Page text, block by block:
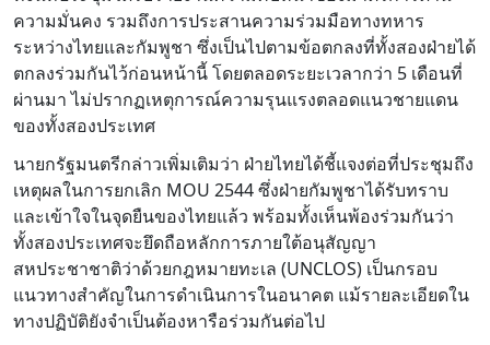
ความมั่นคง รวมถึงการประสานความร่วมมือทางทหาร
ระหว่างไทยและกัมพูชา ซึ่งเป็นไปตามข้อตกลงที่ทั้งสองฝ่ายได้
ตกลงร่วมกันไว้ก่อนหน้านี้ โดยตลอดระยะเวลากว่า 5 เดือนที่
ผ่านมา ไม่ปรากฏเหตุการณ์ความรุนแรงตลอดแนวชายแดน
ของทั้งสองประเทศ
นายกรัฐมนตรีกล่าวเพิ่มเติมว่า ฝ่ายไทยได้ชี้แจงต่อที่ประชุมถึง
เหตุผลในการยกเลิก MOU 2544 ซึ่งฝ่ายกัมพูชาได้รับทราบ
และเข้าใจในจุดยืนของไทยแล้ว พร้อมทั้งเห็นพ้องร่วมกันว่า
ทั้งสองประเทศจะยึดถือหลักการภายใต้อนุสัญญา
สหประชาชาติว่าด้วยกฎหมายทะเล (UNCLOS) เป็นกรอบ
แนวทางสำคัญในการดำเนินการในอนาคต แม้รายละเอียดใน
ทางปฏิบัติยังจำเป็นต้องหารือร่วมกันต่อไป